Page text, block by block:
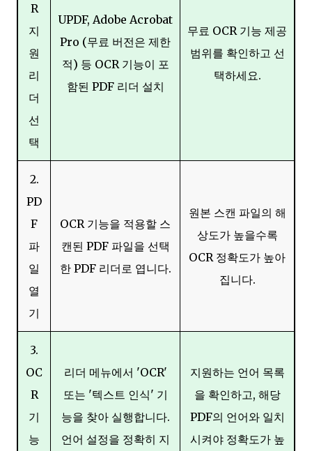
R
지
원
리
더
선
택
UPDF, Adobe Acrobat
Pro (무료 버전은 제한
적) 등 OCR 기능이 포
함된 PDF 리더 설치
무료 OCR 기능 제공
범위를 확인하고 선
택하세요.
2.
PD
F
파
일
열
기
OCR 기능을 적용할 스
캔된 PDF 파일을 선택
한 PDF 리더로 엽니다.
원본 스캔 파일의 해
상도가 높을수록
OCR 정확도가 높아
집니다.
3.
OC
R
기
능
리더 메뉴에서 'OCR'
또는 '텍스트 인식' 기
능을 찾아 실행합니다.
언어 설정을 정확히 지
지원하는 언어 목록
을 확인하고, 해당
PDF의 언어와 일치
시켜야 정확도가 높